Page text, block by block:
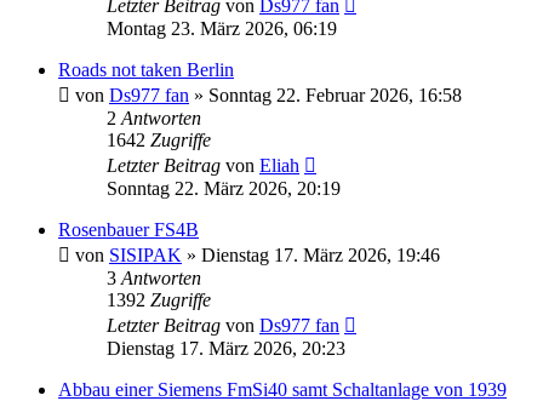
Letzter Beitrag von
Ds977 fan
Montag 23. März 2026, 06:19
Roads not taken Berlin
von Ds977 fan » Sonntag 22. Februar 2026, 16:58
2 Antworten
1642 Zugriffe
Letzter Beitrag von Eliah
Sonntag 22. März 2026, 20:19
Rosenbauer FS4B
von SISIPAK » Dienstag 17. März 2026, 19:46
3 Antworten
1392 Zugriffe
Letzter Beitrag von Ds977 fan
Dienstag 17. März 2026, 20:23
Abbau einer Siemens FmSi40 samt Schaltanlage von 1939